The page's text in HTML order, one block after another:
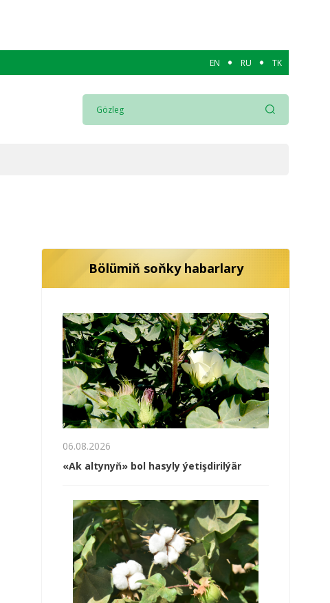
EN RU TK
Bölümiň soňky habarlary
06.08.2026
«Ak altynyň» bol hasyly ýetişdirilýär